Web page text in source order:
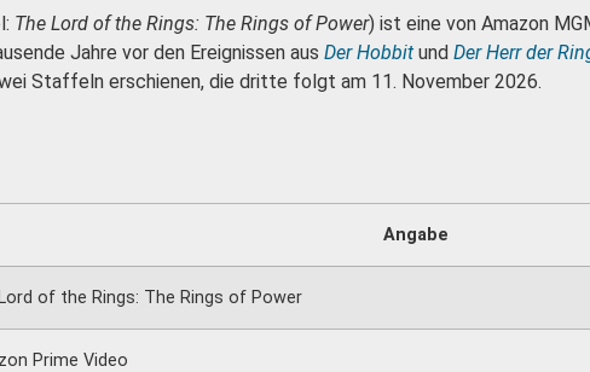
The Lord of the Rings: The Rings of Power) ist eine von Amazon
Jahre vor den Ereignissen aus Der Hobbit und Der Herr der
Staffeln erschienen, die dritte folgt am 11. November 2026.
Angabe
of the Rings: The Rings of Power
Prime Video